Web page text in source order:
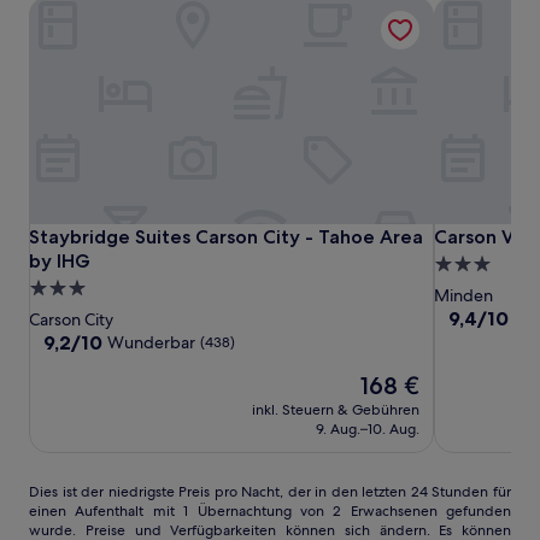
Staybridge
Suites
Carson
City
Staybridge
Suites
Carson
City
Staybridge Suites Carson City - Tahoe Area
by IHG
Staybridge Suites Carson City - Tahoe Area by IHG
3.0-
Sterne-
Unterkunft
Carson City
9.2
9,2/10 Wunderbar (438)
Der
Preis
beträgt
168 €
inkl. Steuern & Gebühren
9. Aug.–10. Aug.
Carson
Valley
Inn
Carson
Carson
3.0-
Sterne-
Unterkunft
Minden
9.4
9,4/10
Dies
ist
der
Dies ist der niedrigste Preis pro Nacht, der in den letzten 24 Stunden für
einen Aufenthalt mit 1 Übernachtung von 2 Erwachsenen gefunden
wurde. Preise und Verfügbarkeiten können sich ändern. Es können